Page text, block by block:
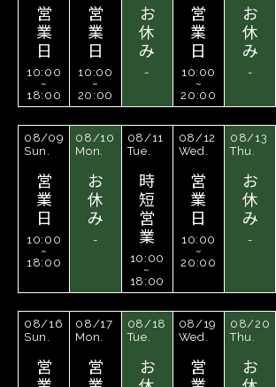
営
業
日
10:00
~
18:00
営
業
日
10:00
~
20:00
お
休
み
-
営
業
日
10:00
~
20:00
お
休
み
-
08/09
Sun.
営
業
日
10:00
~
18:00
08/10
Mon.
お
休
み
-
08/11
Tue.
時
短
営
業
10:00
~
18:00
08/12
Wed.
営
業
日
10:00
~
20:00
08/13
Thu.
お
休
み
-
08/16
Sun.
営
08/17
Mon.
営
08/18
Tue.
お
08/19
Wed.
営
08/20
Thu.
お